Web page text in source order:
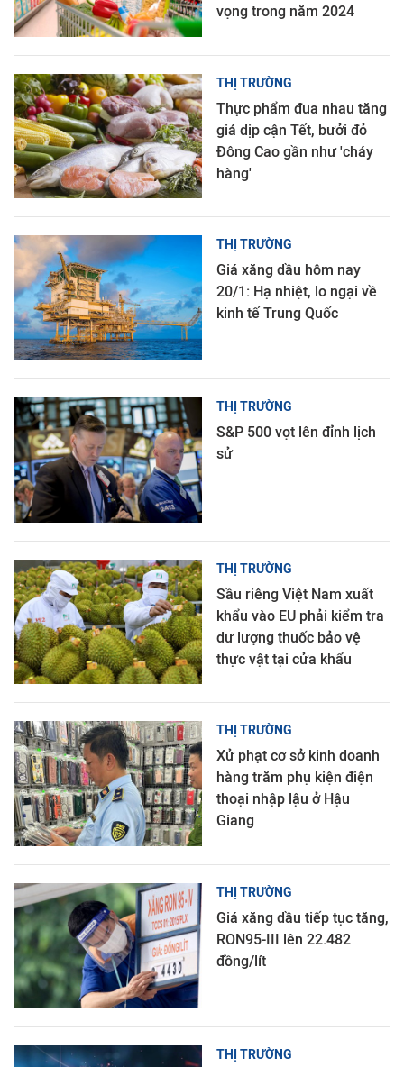
vọng trong năm 2024
THỊ TRƯỜNG
Thực phẩm đua nhau tăng
giá dịp cận Tết, bưởi đỏ
Đông Cao gần như 'cháy
hàng'
THỊ TRƯỜNG
Giá xăng dầu hôm nay
20/1: Hạ nhiệt, lo ngại về
kinh tế Trung Quốc
THỊ TRƯỜNG
S&P 500 vọt lên đỉnh lịch
sử
THỊ TRƯỜNG
Sầu riêng Việt Nam xuất
khẩu vào EU phải kiểm tra
dư lượng thuốc bảo vệ
thực vật tại cửa khẩu
THỊ TRƯỜNG
Xử phạt cơ sở kinh doanh
hàng trăm phụ kiện điện
thoại nhập lậu ở Hậu
Giang
THỊ TRƯỜNG
Giá xăng dầu tiếp tục tăng,
RON95-III lên 22.482
đồng/lít
THỊ TRƯỜNG